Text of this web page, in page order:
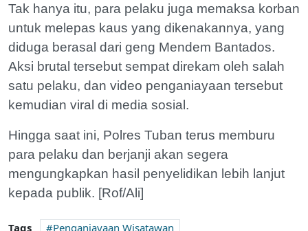
Tak hanya itu, para pelaku juga memaksa korban
untuk melepas kaus yang dikenakannya, yang
diduga berasal dari geng Mendem Bantados.
Aksi brutal tersebut sempat direkam oleh salah
satu pelaku, dan video penganiayaan tersebut
kemudian viral di media sosial.
Hingga saat ini, Polres Tuban terus memburu
para pelaku dan berjanji akan segera
mengungkapkan hasil penyelidikan lebih lanjut
kepada publik. [Rof/Ali]
Tags Penganiayaan Wisatawan